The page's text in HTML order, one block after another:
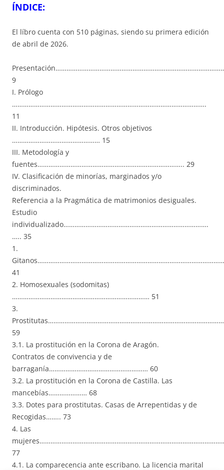
ÍNDICE:
El líbro cuenta con 510 páginas, siendo su primera edición
de abril de 2026.
9
I. Prólogo
…………………………………………………………………………………………….
11
II. Introducción. Hipótesis. Otros objetivos
………………………………………… 15
III. Metodología y
fuentes…………………………………………………………………….. 29
IV. Clasificación de minorías, marginados y/o
discriminados.
Referencia a la Pragmática de matrimonios desiguales.
Estudio
individualizado…………………………………………………………………….
….. 35
1.
41
2. Homosexuales (sodomitas)
………………………………………………………………… 51
3.
59
3.1. La prostitución en la Corona de Aragón.
Contratos de convivencia y de
barraganía……………………………………………… 60
3.2. La prostitución en la Corona de Castilla. Las
mancebías………………… 68
3.3. Dotes para prostitutas. Casas de Arrepentidas y de
Recogidas…….. 73
4. Las
77
4.1. La comparecencia ante escribano. La licencia marital